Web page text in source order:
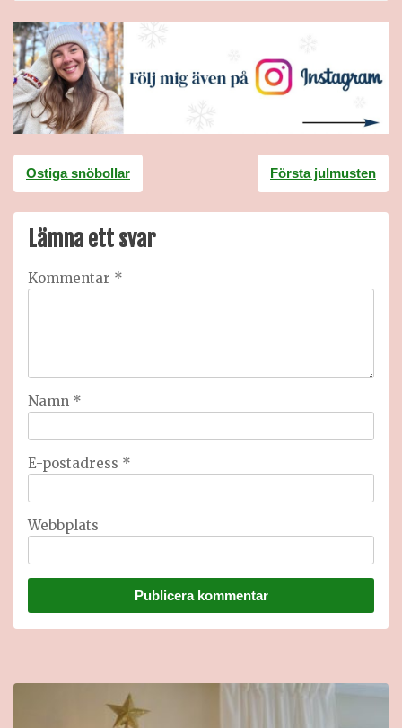
Inläggsnavigering
Ostiga snöbollar Första julmusten
Lämna ett svar
Kommentar *
Namn *
E-postadress *
Webbplats